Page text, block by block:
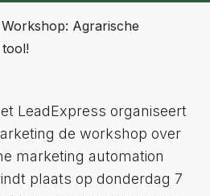
Workshop: Agrarische
LeadExpress organiseert
de workshop over
marketing automation
plaats op donderdag 7